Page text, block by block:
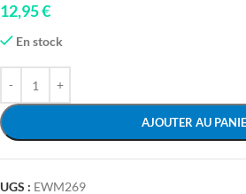
12,95€
En stock
AJOUTER AU
UGS : EWM269